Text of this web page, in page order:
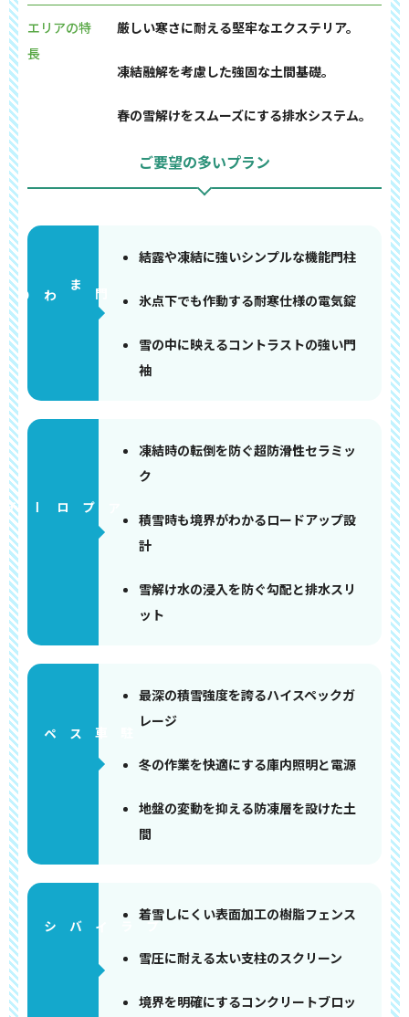
エリアの特
長
厳しい寒さに耐える堅牢なエクステリア。
凍結融解を考慮した強固な土間基礎。
春の雪解けをスムーズにする排水システム。
ご要望の多いプラン
門まわり
結露や凍結に強いシンプルな機能門柱
氷点下でも作動する耐寒仕様の電気錠
雪の中に映えるコントラストの強い門
袖
アプローチ
凍結時の転倒を防ぐ超防滑性セラミッ
ク
積雪時も境界がわかるロードアップ設
計
雪解け水の浸入を防ぐ勾配と排水スリ
ット
最深の積雪強度を誇るハイスペックガ
レージ
冬の作業を快適にする庫内照明と電源
地盤の変動を抑える防凍層を設けた土
間
着雪しにくい表面加工の樹脂フェンス
雪圧に耐える太い支柱のスクリーン
境界を明確にするコンクリートブロッ